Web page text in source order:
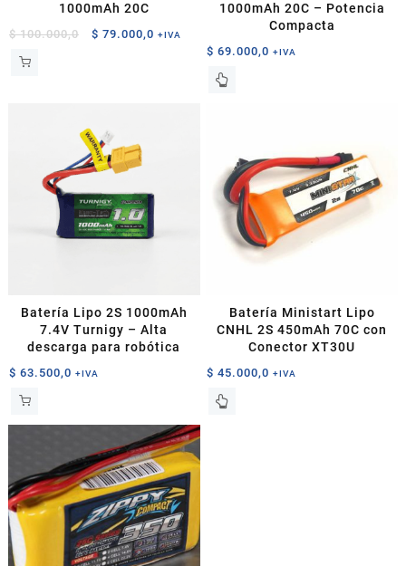
1000mAh 20C
$100.000,0
El
$ 79.000,0 El
+IVA
1000mAh 20C – Potencia
Compacta
$ 69.000,0 +IVA
Batería Lipo 2S 1000mAh
7.4V Turnigy – Alta
descarga para robótica
$ 63.500,0 +IVA
Batería Ministart Lipo
CNHL 2S 450mAh 70C con
Conector XT30U
$ 45.000,0 +IVA